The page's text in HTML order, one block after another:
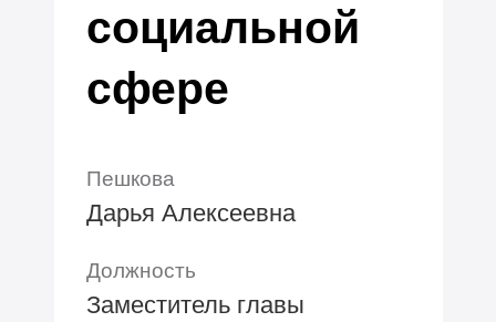
социальной
сфере
Пешкова
Дарья Алексеевна
Должность
Заместитель главы